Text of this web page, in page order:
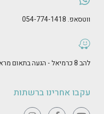
ווטסאפ. 054-774-1418
להב 8 כרמיאל - הגעה בתאום מראש
עקבו אחרינו ברשתות